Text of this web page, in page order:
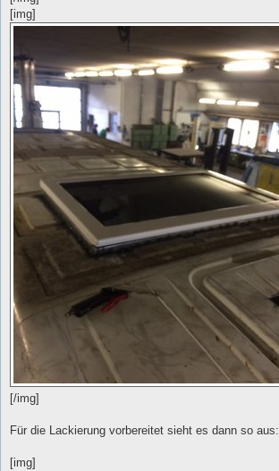
[img]
[/img]
Für die Lackierung vorbereitet sieht es dann so aus:
[img]